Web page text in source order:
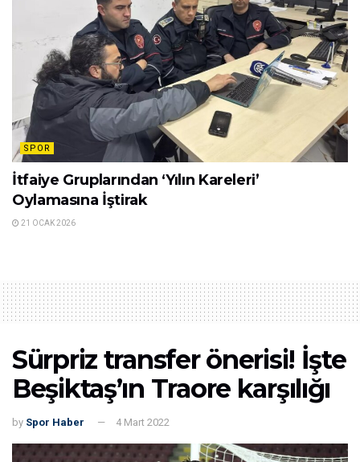
SPOR
İtfaiye Gruplarından ‘Yılın Kareleri’
Oylamasına İştirak
21 OCAK 2026
Sürpriz transfer önerisi! İşte
Beşiktaş’ın Traore karşılığı
by Spor Haber 4 Mart 2022